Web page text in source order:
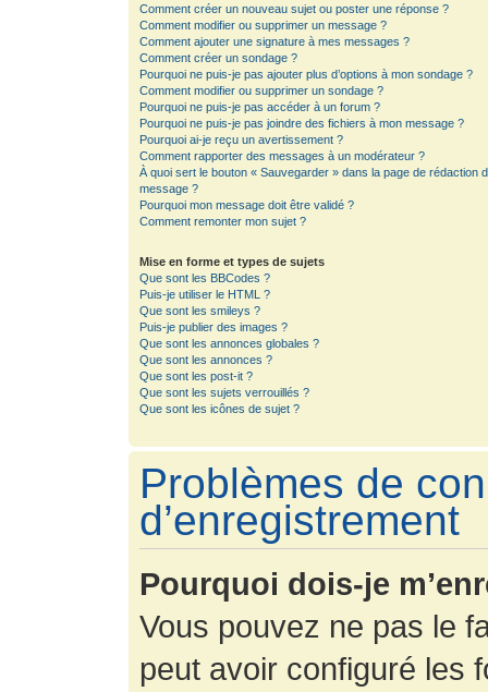
Comment créer un nouveau sujet ou poster une réponse ?
Comment modifier ou supprimer un message ?
Comment ajouter une signature à mes messages ?
Comment créer un sondage ?
Pourquoi ne puis-je pas ajouter plus d’options à mon sondage ?
Comment modifier ou supprimer un sondage ?
Pourquoi ne puis-je pas accéder à un forum ?
Pourquoi ne puis-je pas joindre des fichiers à mon message ?
Pourquoi ai-je reçu un avertissement ?
Comment rapporter des messages à un modérateur ?
À quoi sert le bouton « Sauvegarder » dans la page de rédaction
message ?
Pourquoi mon message doit être validé ?
Comment remonter mon sujet ?
Mise en forme et types de sujets
Que sont les BBCodes ?
Puis-je utiliser le HTML ?
Que sont les smileys ?
Puis-je publier des images ?
Que sont les annonces globales ?
Que sont les annonces ?
Que sont les post-it ?
Que sont les sujets verrouillés ?
Que sont les icônes de sujet ?
Problèmes de
d’enregistrement
Pourquoi dois-je
Vous pouvez ne pas le
peut avoir configuré les